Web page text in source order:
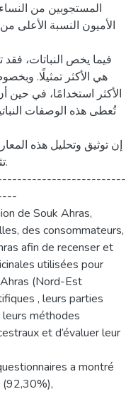
الأكثر استخدامًا، في حين
تُعطى هذه الوصفات
إن توثيق وتحليل هذه
de Souk Ahras,
des consommateurs,
afin de recenser et
utilisées pour
(Nord-Est
, leurs parties
méthodes
et d’évaluer leur
a montré
(92,30%),